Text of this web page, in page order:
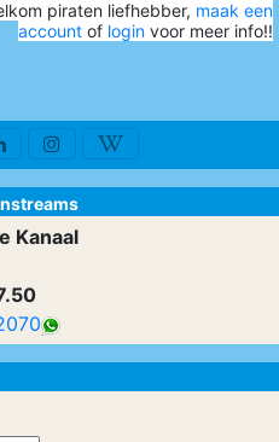
piraten liefhebber, maak een
account of login voor meer info!!
Kanaal